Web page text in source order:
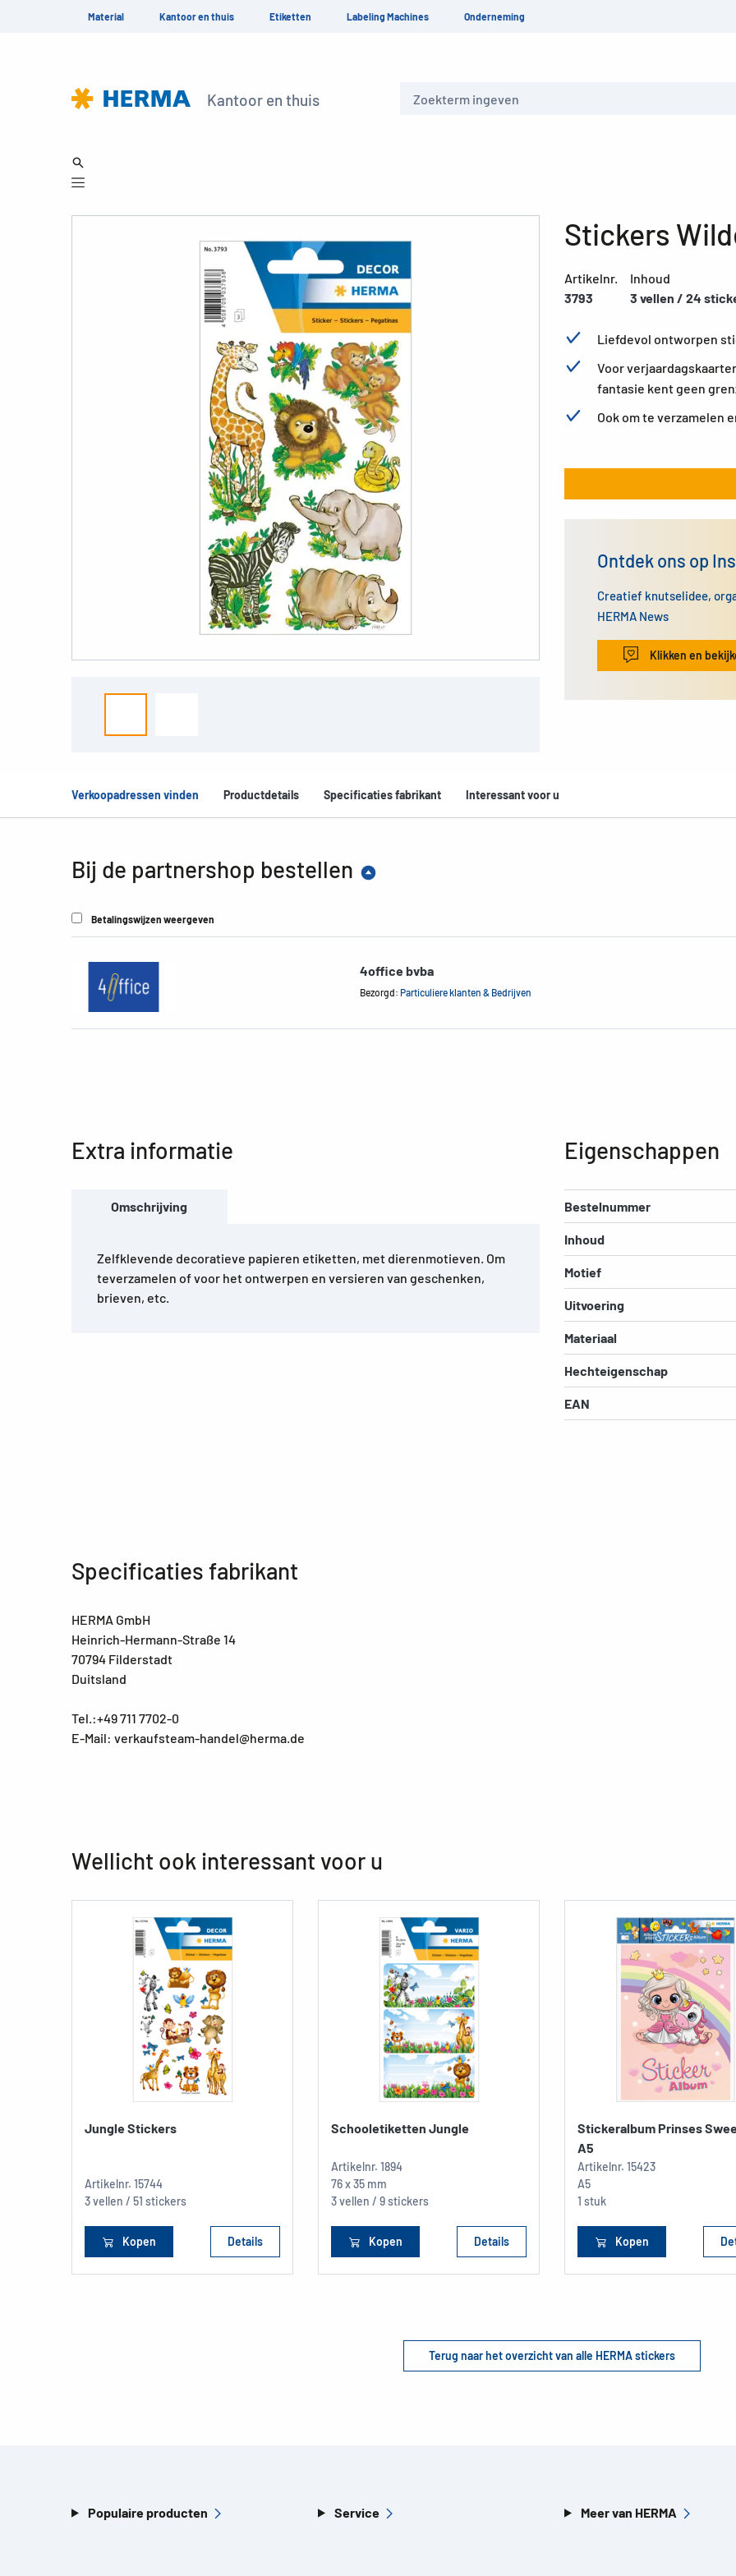
Material Kantoor en thuis Etiketten Labeling Machines Onderneming
Kantoor en thuis
Stickers
Artikelnr.
3793
Inhoud
3 vellen / 24
Liefdevol ontworpen
Voor
fantasie kent geen
Ook om te verzamelen
Ontdek ons op
Creatief knutselidee,
HERMA News
Klikken en
Verkoopadressen vinden Productdetails Specificaties fabrikant Interessant voor u
Bij de partnershop bestellen
Betalingswijzen weergeven
4office bvba
Bezorgd: Particuliere klanten & Bedrijven
Extra informatie
Omschrijving
Zelfklevende decoratieve papieren etiketten, met dierenmotieven. Om
teverzamelen of voor het ontwerpen en versieren van geschenken,
brieven, etc.
Eigenschappen
Bestelnummer
Inhoud
Motief
Uitvoering
Materiaal
Hechteigenschap
EAN
Specificaties fabrikant
HERMA GmbH
Heinrich-Hermann-Straße 14
70794 Filderstadt
Duitsland
Tel.:+49 711 7702-0
E-Mail: verkaufsteam-handel@herma.de
Wellicht ook interessant voor u
Jungle Stickers
Artikelnr. 15744
3 vellen / 51 stickers
Kopen Details
Schooletiketten Jungle
Artikelnr. 1894
76 x 35 mm
3 vellen / 9 stickers
Kopen Details
Stickeralbum Prinses
A5
Artikelnr. 15423
A5
1 stuk
Kopen
Terug naar het overzicht van alle HERMA stickers
Populaire producten Service Meer van HERMA